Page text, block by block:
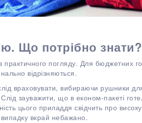
Що потрібно знати?
практичного погляду. Для бюджетних
відрізняються.
враховувати, вибираючи рушники
зауважити, що в економ-пакеті
цього приладдя свідчить про
вкрай небажано.